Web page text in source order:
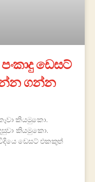
ඩෙසට්
ගන්න
කියමුකො.
කියමුකො.
ඩෙසට් එකකුත්